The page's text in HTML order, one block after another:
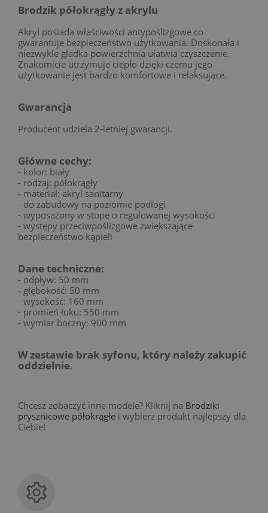
Brodzik półokrągły z akrylu
Akryl posiada właściwości antypoślizgowe co
gwarantuje bezpieczeństwo użytkowania. Doskonała i
niezwykle gładka powierzchnia ułatwia czyszczenie.
Znakomicie utrzymuje ciepło dzięki czemu jego
użytkowanie jest bardzo komfortowe i relaksujące.
Gwarancja
Producent udziela 2-letniej gwarancji.
Główne cechy:
- kolor: biały
- rodzaj: półokrągły
- materiał: akryl sanitarny
- do zabudowy na poziomie podłogi
- wyposażony w stopę o regulowanej wysokości
- występy przeciwpoślizgowe zwiększające
bezpieczeństwo kąpieli
Dane techniczne:
- odpływ: 50 mm
- głębokość: 50 mm
- wysokość: 160 mm
- promień łuku: 550 mm
- wymiar boczny: 900 mm
W zestawie brak syfonu, który należy zakupić
oddzielnie.
Chcesz zobaczyć inne modele? Kliknij na Brodziki
prysznicowe półokrągłe i wybierz produkt najlepszy dla
Ciebie!